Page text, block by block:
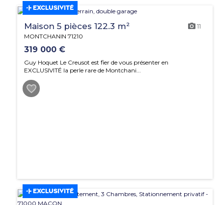
EXCLUSIVITÉ
Maison 5 pièces 122.3 m² 11
MONTCHANIN 71210
319 000 €
Guy Hoquet Le Creusot est fier de vous présenter en
EXCLUSIVITÉ la perle rare de Montchani...
EXCLUSIVITÉ